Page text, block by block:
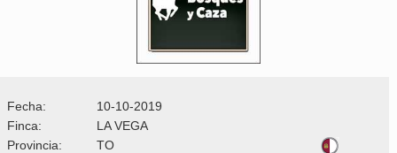
Fecha:
10-10-2019
Finca:
LA VEGA
Provincia:
TO